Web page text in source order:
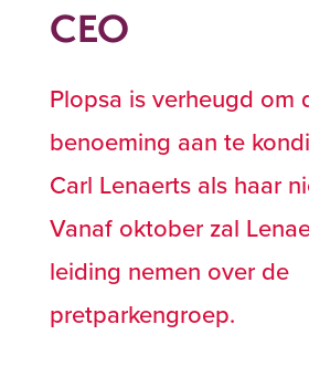
CEO
Plopsa is verheugd om
benoeming aan te
Carl Lenaerts als haar
Vanaf oktober zal
leiding nemen over de
pretparkengroep.